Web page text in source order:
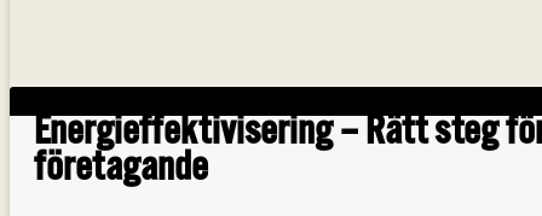
Energieffektivisering – Rätt steg
företagande